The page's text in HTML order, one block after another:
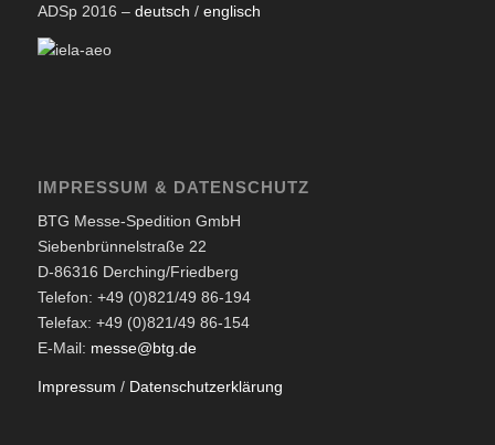
ADSp 2016 – deutsch / englisch
IMPRESSUM & DATENSCHUTZ
BTG Messe-Spedition GmbH
Siebenbrünnelstraße 22
D-86316 Derching/Friedberg
Telefon: +49 (0)821/49 86-194
Telefax: +49 (0)821/49 86-154
E-Mail: messe@btg.de
Impressum / Datenschutzerklärung